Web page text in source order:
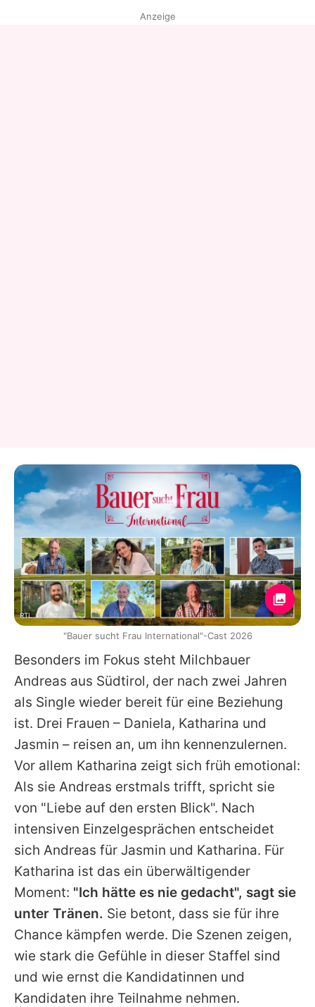
Besonders im Fokus steht Milchbauer
Andreas aus Südtirol, der nach zwei Jahren
als Single wieder bereit für eine Beziehung
ist. Drei Frauen – Daniela, Katharina und
Jasmin – reisen an, um ihn kennenzulernen.
Vor allem Katharina zeigt sich früh emotional:
Als sie Andreas erstmals trifft, spricht sie
von "Liebe auf den ersten Blick". Nach
intensiven Einzelgesprächen entscheidet
sich Andreas für Jasmin und Katharina. Für
Katharina ist das ein überwältigender
Moment: "Ich hätte es nie gedacht", sagt sie
unter Tränen. Sie betont, dass sie für ihre
Chance kämpfen werde. Die Szenen zeigen,
wie stark die Gefühle in dieser Staffel sind
und wie ernst die Kandidatinnen und
Kandidaten ihre Teilnahme nehmen.
Anzeige
RTL
"Bauer sucht Frau International"-Cast 2026